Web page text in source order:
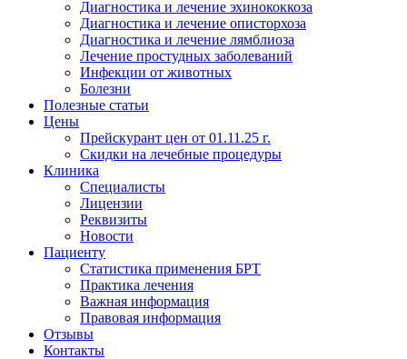
Диагностика и лечение эхинококкоза
Диагностика и лечение описторхоза
Диагностика и лечение лямблиоза
Лечение простудных заболеваний
Инфекции от животных
Болезни
Полезные статьи
Цены
Прейскурант цен от 01.11.25 г.
Скидки на лечебные процедуры
Клиника
Специалисты
Лицензии
Реквизиты
Новости
Пациенту
Статистика применения БРТ
Практика лечения
Важная информация
Правовая информация
Отзывы
Контакты